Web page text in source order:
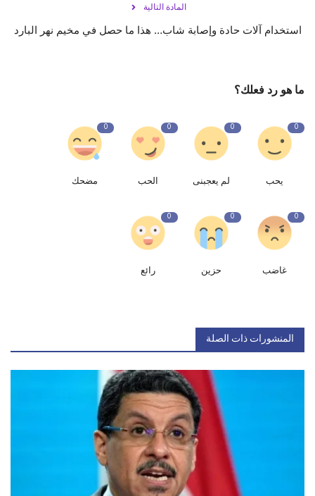
المادة التالية
استخدام آلات حادة وإصابة شاب… هذا ما حصل في مخيم نهر البارد
ما هو رد فعلك؟
0
يحب
0
لم يعجبنى
0
الحب
0
مضحك
0
غاضب
0
حزين
0
رائع
المنشورات ذات الصلة